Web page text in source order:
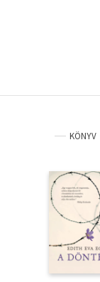
KÖNYV